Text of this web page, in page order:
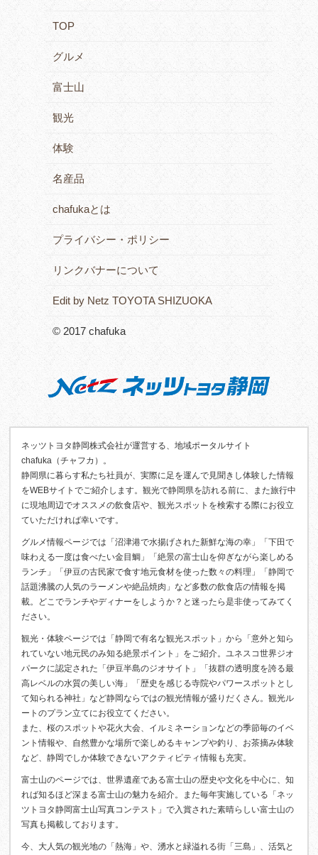
TOP
グルメ
富士山
観光
体験
名産品
chafukaとは
プライバシー・ポリシー
リンクバナーについて
Edit by Netz TOYOTA SHIZUOKA
© 2017 chafuka
ネッツトヨタ静岡株式会社が運営する、地域ポータルサイト
chafuka（チャフカ）。
静岡県に暮らす私たち社員が、実際に足を運んで見聞きし体験した情報
をWEBサイトでご紹介します。観光で静岡県を訪れる前に、また旅行中
に現地周辺でオススメの飲食店や、観光スポットを検索する際にお役立
ていただければ幸いです。
グルメ情報ページでは「沼津港で水揚げされた新鮮な海の幸」「下田で
味わえる一度は食べたい金目鯛」「絶景の富士山を仰ぎながら楽しめる
ランチ」「伊豆の古民家で食す地元食材を使った数々の料理」「静岡で
話題沸騰の人気のラーメンや絶品焼肉」など多数の飲食店の情報を掲
載。どこでランチやディナーをしようか？と迷ったら是非使ってみてく
ださい。
観光・体験ページでは「静岡で有名な観光スポット」から「意外と知ら
れていない地元民のみ知る絶景ポイント」をご紹介。ユネスコ世界ジオ
パークに認定された「伊豆半島のジオサイト」「抜群の透明度を誇る最
高レベルの水質の美しい海」「歴史を感じる寺院やパワースポットとし
て知られる神社」など静岡ならではの観光情報が盛りだくさん。観光ル
ートのプラン立てにお役立てください。
また、桜のスポットや花火大会、イルミネーションなどの季節毎のイベ
ント情報や、自然豊かな場所で楽しめるキャンプや釣り、お茶摘み体験
など、静岡でしか体験できないアクティビティ情報も充実。
富士山のページでは、世界遺産である富士山の歴史や文化を中心に、知
れば知るほど深まる富士山の魅力を紹介。また毎年実施している「ネッ
ツトヨタ静岡富士山写真コンテスト」で入賞された素晴らしい富士山の
写真も掲載しております。
今、大人気の観光地の「熱海」や、湧水と緑溢れる街「三島」、活気と